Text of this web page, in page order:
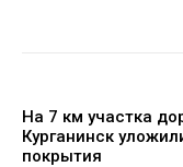
На 7 км участка
Курганинск
покрытия